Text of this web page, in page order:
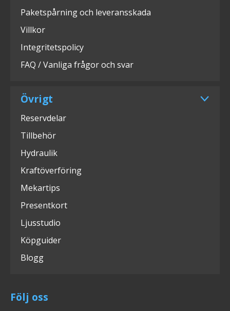
Paketspårning och leveransskada
Villkor
Integritetspolicy
FAQ / Vanliga frågor och svar
Övrigt
Reservdelar
Tillbehör
Hydraulik
Kraftöverföring
Mekartips
Presentkort
Ljusstudio
Köpguider
Blogg
Följ oss